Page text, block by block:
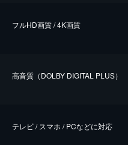
フルHD画質 / 4K画質
⾼⾳質（DOLBY DIGITAL PLUS）
テレビ / スマホ / PCなどに対応